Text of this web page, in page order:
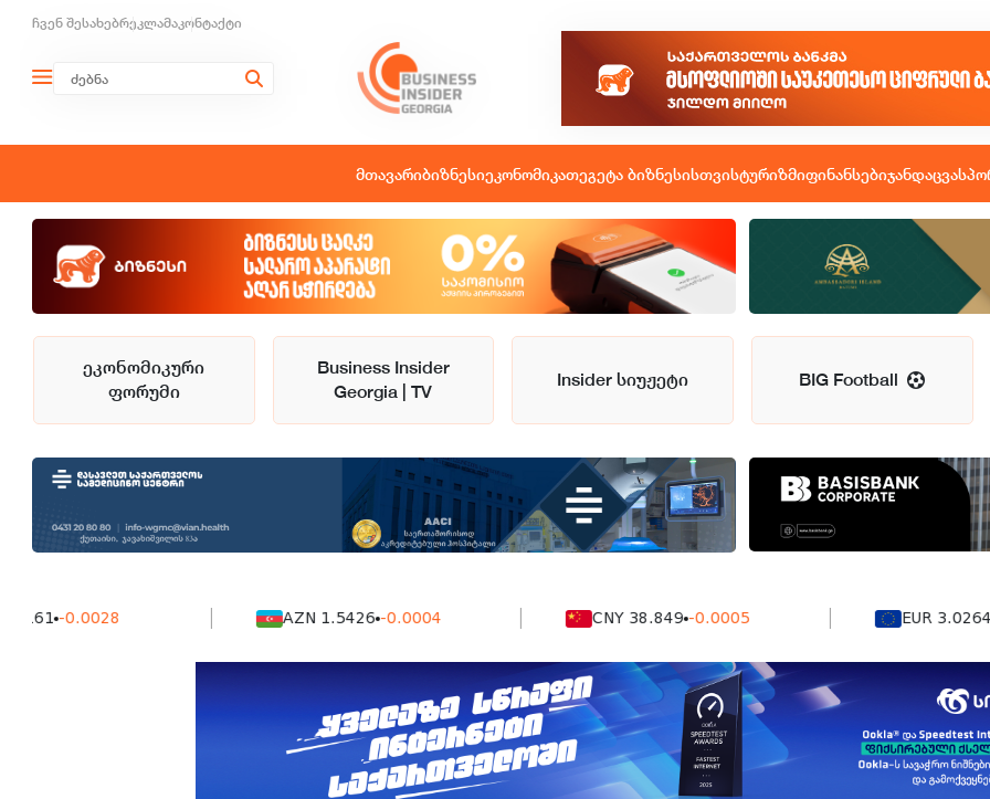
ჩვენ შესახებრეკლამაკონტაქტი
მთავარიბიზნესიეკონომიკათეგეტა ბიზნესისთვისტურიზმიფინანსებიჯანდაცვა
ეკონომიკური
ფორუმი
Business Insider
Georgia | TV
Insider სიუჟეტი BIG Football
-0.0028 AZN 1.5426 -0.0004 CNY 38.849 -0.0005 EUR 3.0264